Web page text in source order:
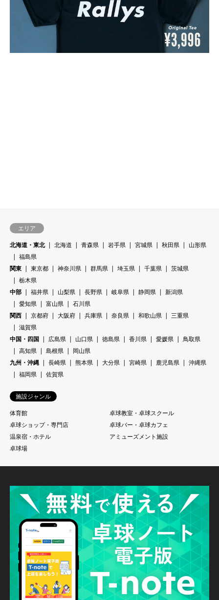
エリア
北海道・東北
北海道 青森県 岩手県 宮城県 秋田県
山形県
福島県
関東
東京都 神奈川県 群馬県 埼玉県 千葉県
茨城県
栃木県
中部
福井県 山梨県 長野県 岐阜県 静岡県
新潟県
愛知県
富山県
石川県
関西
京都府 大阪府 兵庫県 奈良県 和歌山県
三重県
滋賀県
中国・四国
広島県 山口県 徳島県 香川県 愛媛県
鳥取県
高知県
島根県
岡山県
九州・沖縄
長崎県 熊本県 大分県 宮崎県 鹿児島県
沖縄県
福岡県
佐賀県
施設ジャンル
体育館
卓球教室・卓球スクール
卓球ショップ・専門店
卓球バー・卓球カフェ
温泉宿・ホテル
アミューズメント施設
卓球場